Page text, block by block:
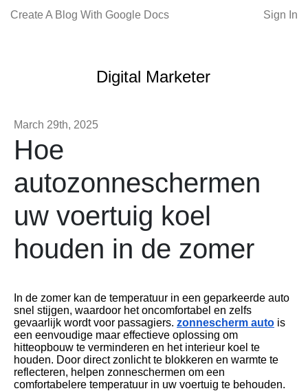
Create A Blog With Google Docs Sign In
Digital Marketer
March 29th, 2025
Hoe
autozonneschermen
uw voertuig koel
houden in de zomer
In de zomer kan de temperatuur in een geparkeerde auto
snel stijgen, waardoor het oncomfortabel en zelfs
gevaarlijk wordt voor passagiers. zonnescherm auto is
een eenvoudige maar effectieve oplossing om
hitteopbouw te verminderen en het interieur koel te
houden. Door direct zonlicht te blokkeren en warmte te
reflecteren, helpen zonneschermen om een ​​
comfortabelere temperatuur in uw voertuig te behouden.